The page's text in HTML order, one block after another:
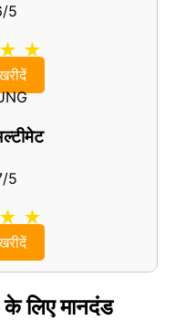
5
★
5
★
के लिए मानदंड